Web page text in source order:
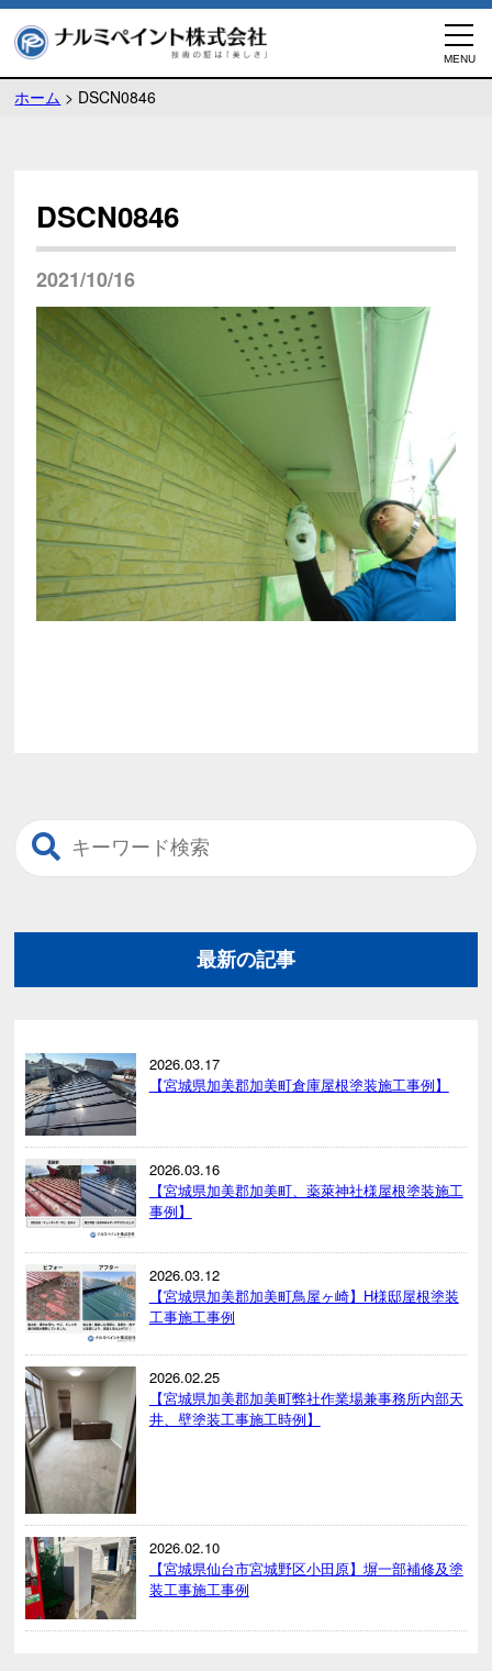
ホーム > DSCN0846
DSCN0846
2021/10/16
最新の記事
2026.03.17
【宮城県加美郡加美町倉庫屋根塗装施工事例】
2026.03.16
【宮城県加美郡加美町、薬萊神社様屋根塗装施工
事例】
2026.03.12
【宮城県加美郡加美町鳥屋ヶ崎】H様邸屋根塗装
工事施工事例
2026.02.25
【宮城県加美郡加美町弊社作業場兼事務所内部天
井、壁塗装工事施工時例】
2026.02.10
【宮城県仙台市宮城野区小田原】塀一部補修及塗
装工事施工事例